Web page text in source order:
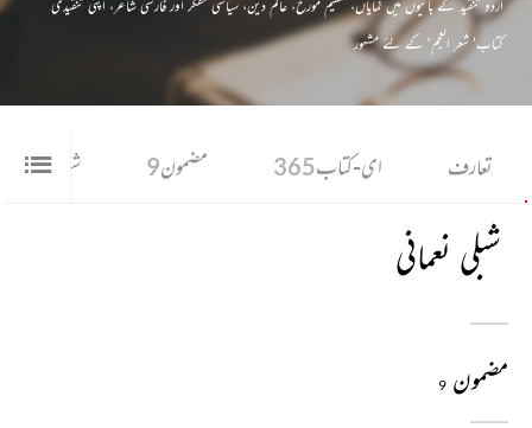
اردو تنقید کے بانیوں میں نمایاں، عظیم مورخ، عالم دین، سیاسی مفکر اور فارسی شاعر، اپنی تنقیدی
کتاب’ شعر العجم‘ کے لئے مشہور
تعارف ای-کتاب365 مضمون9 شعر 7
شبلی نعمانی
مضمون 9